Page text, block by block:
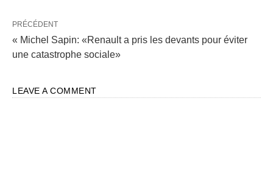
PRÉCÉDENT
« Michel Sapin: «Renault a pris les devants pour éviter
une catastrophe sociale»
LEAVE A COMMENT